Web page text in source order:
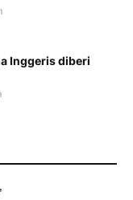
Inggeris diberi